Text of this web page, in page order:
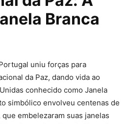
Branca
uniu forças para
da Paz, dando vida ao
conhecido como Janela
simbólico envolveu centenas de
embelezaram suas janelas